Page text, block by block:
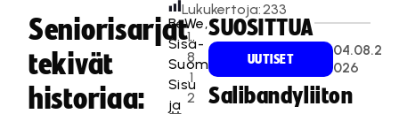
Seniorisarjat
tekivät
historiaa:
1
8
.1
2
Lukukertoja:233
BeWe,
Sisä-
Suomen
Sisu
ja
SUOSITTUA
UUTISET
04.08.2
026
Salibandyliiton